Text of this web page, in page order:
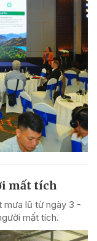
mất tích
mưa lũ từ ngày 3 -
mất tích.